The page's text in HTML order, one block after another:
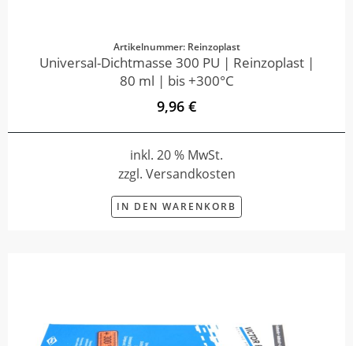
Artikelnummer: Reinzoplast
Universal-Dichtmasse 300 PU | Reinzoplast |
80 ml | bis +300°C
9,96 €
inkl. 20 % MwSt.
zzgl. Versandkosten
IN DEN WARENKORB